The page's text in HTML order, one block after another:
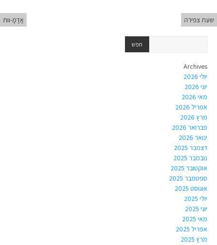
שעת צפירה אֲדָמָ-וות
Archives
יולי 2026
יוני 2026
מאי 2026
אפריל 2026
מרץ 2026
פברואר 2026
ינואר 2026
דצמבר 2025
נובמבר 2025
אוקטובר 2025
ספטמבר 2025
אוגוסט 2025
יולי 2025
יוני 2025
מאי 2025
אפריל 2025
מרץ 2025